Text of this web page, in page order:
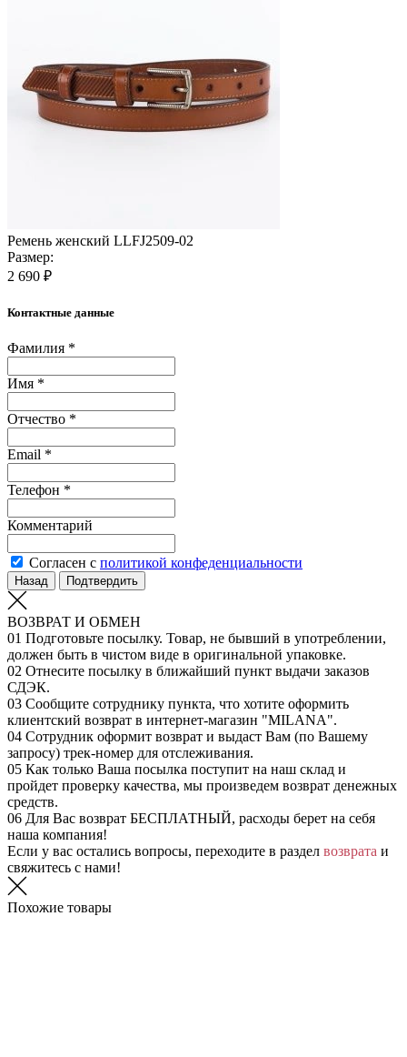
Ремень женский LLFJ2509-02
Размер:
2 690 ₽
Контактные данные
Фамилия *
Имя *
Отчество *
Email *
Телефон *
Комментарий
Согласен с политикой конфеденциальности
Назад Подтвердить
ВОЗВРАТ И ОБМЕН
01 Подготовьте посылку. Товар, не бывший в употреблении,
должен быть в чистом виде в оригинальной упаковке.
02 Отнесите посылку в ближайший пункт выдачи заказов
СДЭК.
03 Сообщите сотруднику пункта, что хотите оформить
клиентский возврат в интернет-магазин "MILANA".
04 Сотрудник оформит возврат и выдаст Вам (по Вашему
запросу) трек-номер для отслеживания.
05 Как только Ваша посылка поступит на наш склад и
пройдет проверку качества, мы произведем возврат денежных
средств.
06 Для Вас возврат БЕСПЛАТНЫЙ, расходы берет на себя
наша компания!
Если у вас остались вопросы, переходите в раздел возврата и
свяжитесь с нами!
Похожие товары